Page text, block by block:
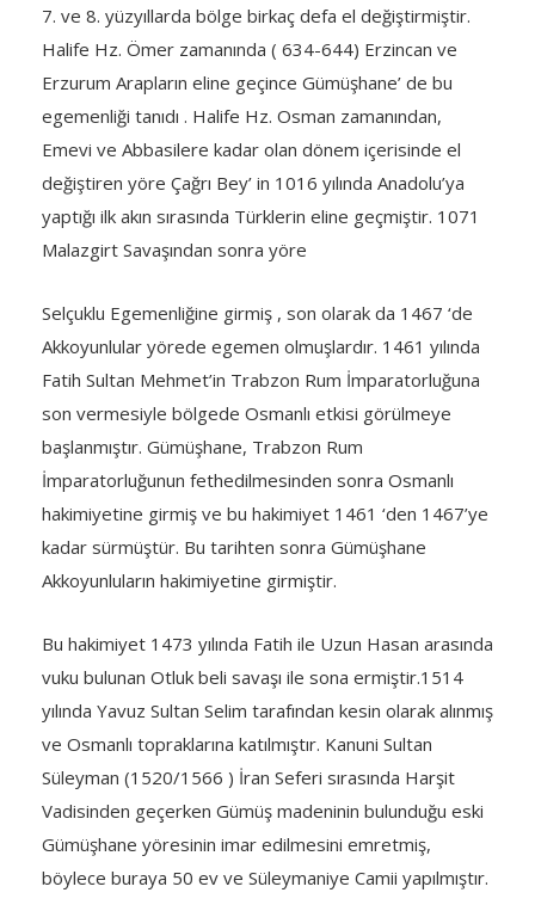
7. ve 8. yüzyıllarda bölge birkaç defa el değiştirmiştir.
Halife Hz. Ömer zamanında ( 634-644) Erzincan ve
Erzurum Arapların eline geçince Gümüşhane’ de bu
egemenliği tanıdı . Halife Hz. Osman zamanından,
Emevi ve Abbasilere kadar olan dönem içerisinde el
değiştiren yöre Çağrı Bey’ in 1016 yılında Anadolu’ya
yaptığı ilk akın sırasında Türklerin eline geçmiştir. 1071
Malazgirt Savaşından sonra yöre
Selçuklu Egemenliğine girmiş , son olarak da 1467 ‘de
Akkoyunlular yörede egemen olmuşlardır. 1461 yılında
Fatih Sultan Mehmet’in Trabzon Rum İmparatorluğuna
son vermesiyle bölgede Osmanlı etkisi görülmeye
başlanmıştır. Gümüşhane, Trabzon Rum
İmparatorluğunun fethedilmesinden sonra Osmanlı
hakimiyetine girmiş ve bu hakimiyet 1461 ‘den 1467’ye
kadar sürmüştür. Bu tarihten sonra Gümüşhane
Akkoyunluların hakimiyetine girmiştir.
Bu hakimiyet 1473 yılında Fatih ile Uzun Hasan arasında
vuku bulunan Otluk beli savaşı ile sona ermiştir.1514
yılında Yavuz Sultan Selim tarafından kesin olarak alınmış
ve Osmanlı topraklarına katılmıştır. Kanuni Sultan
Süleyman (1520/1566 ) İran Seferi sırasında Harşit
Vadisinden geçerken Gümüş madeninin bulunduğu eski
Gümüşhane yöresinin imar edilmesini emretmiş,
böylece buraya 50 ev ve Süleymaniye Camii yapılmıştır.